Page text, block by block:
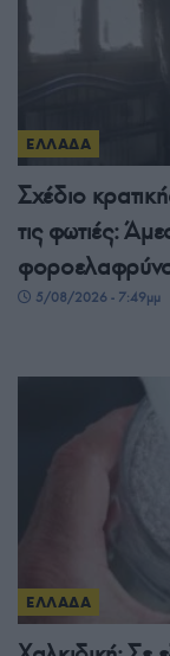
ΕΛΛΑΔΑ
Σχέδιο
τις φωτιές:
5/08/2026 - 7:49μμ
ΕΛΛΑΔΑ